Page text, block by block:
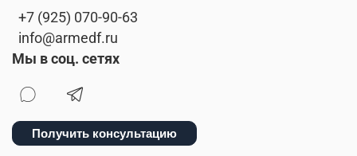
+7 (925) 070-90-63
info@armedf.ru
Мы в соц. сетях
Получить консультацию